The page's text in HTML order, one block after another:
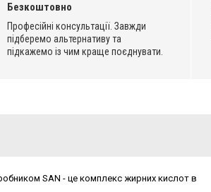
Безкоштовно
Професійні консультації. Завжди
підберемо альтернативу та
підкажемо із чим краще поєднувати.
SAN - це комплекс жирних кислот в